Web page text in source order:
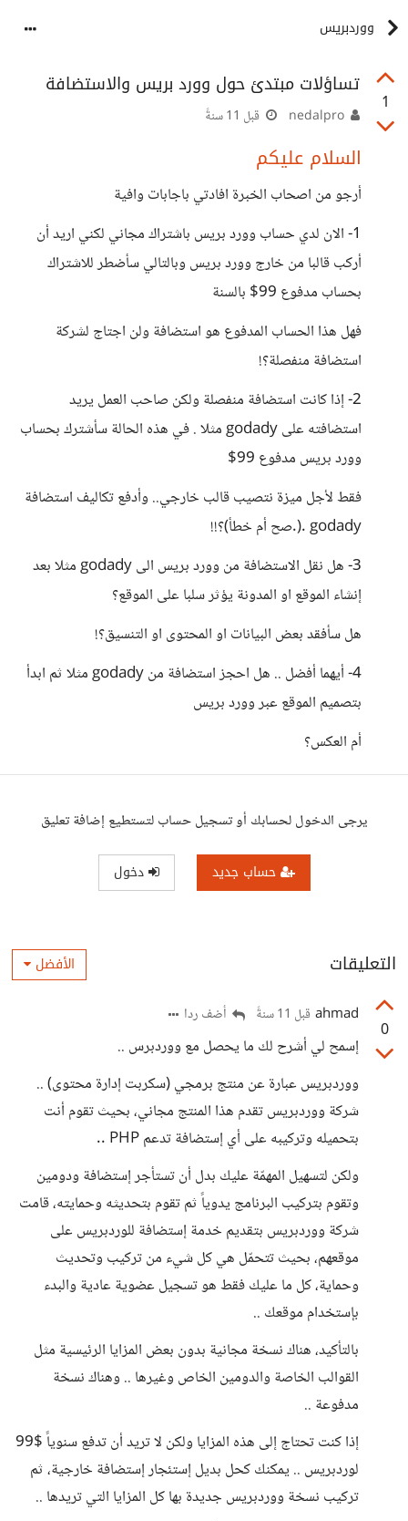
ووردبريس
1
تساؤلات مبتدئ حول وورد بريس والاستضافة
قبل 11 سنةً
السلام عليكم
أرجو من اصحاب الخبرة افادتي باجابات وافية
1- الان لدي حساب وورد بريس باشتراك مجاني لكني اريد أن
أركب قالبا من خارج وورد بريس وبالتالي سأضطر للاشتراك
بحساب مدفوع 99$ بالسنة
فهل هذا الحساب المدفوع هو استضافة ولن اجتاج لشركة
استضافة منفصلة؟!
2- إذا كانت استضافة منفصلة ولكن صاحب العمل يريد
استضافته على godady مثلا . في هذه الحالة سأشترك بحساب
وورد بريس مدفوع 99$
فقط لأجل ميزة نتصيب قالب خارجي.. وأدفع تكاليف استضافة
godady .(.صح أم خطأ)؟!!
3- هل نقل الاستضافة من وورد بريس الى godady مثلا بعد
إنشاء الموقع او المدونة يؤثر سلبا على الموقع؟
هل سأفقد بعض البيانات او المحتوى او التنسيق؟!
4- أيهما أفضل .. هل احجز استضافة من godady مثلا ثم ابدأ
بتصميم الموقع عبر وورد بريس
أم العكس؟
يرجى الدخول لحسابك أو تسجيل حساب لتستطيع إضافة تعليق
حساب جديد دخول
التعليقات الأفضل
0
ahmad قبل 11 سنةً أضف ردا
إسمح لي أشرح لك ما يحصل مع ووردبرس ..
ووردبريس عبارة عن منتج برمجي (سكربت إدارة محتوى) ..
شركة ووردبريس تقدم هذا المنتج مجاني، بحيث تقوم أنت
بتحميله وتركيبه على أي إستضافة تدعم PHP ..
ولكن لتسهيل المهمّة عليك بدل أن تستأجر إستضافة ودومين
وتقوم بتركيب البرنامج يدوياً ثم تقوم بتحديثه وحمايته، قامت
شركة ووردبريس بتقديم خدمة إستضافة للوردبريس على
موقعهم، بحيث تتحمّل هي كل شيء من تركيب وتحديث
وحماية، كل ما عليك فقط هو تسجيل عضوية عادية والبدء
بإستخدام موقعك ..
بالتأكيد، هناك نسخة مجانية بدون بعض المزايا الرئيسية مثل
القوالب الخاصة والدومين الخاص وغيرها .. وهناك نسخة
مدفوعة ..
إذا كنت تحتاج إلى هذه المزايا ولكن لا تريد أن تدفع سنوياً $99
لوردبريس .. يمكنك كحل بديل إستئجار إستضافة خارجية، ثم
تركيب نسخة ووردبريس جديدة بها كل المزايا التي تريدها ..